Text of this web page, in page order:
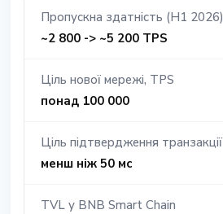
Пропускна здатність (H1 2026)
~2 800 -> ~5 200 TPS
Ціль нової мережі, TPS
понад 100 000
Ціль підтвердження транзакції
менш ніж 50 мс
TVL у BNB Smart Chain